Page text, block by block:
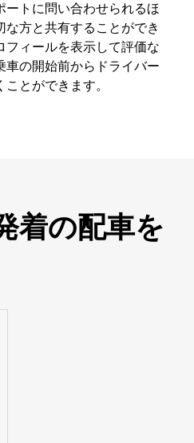
ートに問い合わせられるほ
方と共有することができ
フィールを表示して評価な
車の開始前からドライバー
とができます。
着の配車を